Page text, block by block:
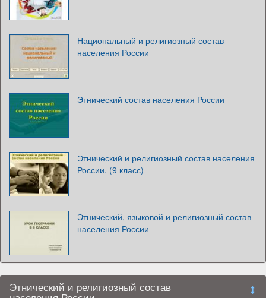
Национальный и религиозный состав
населения России
Этнический состав населения России
Этнический и религиозный состав населения
России. (9 класс)
Этнический, языковой и религиозный состав
населения России
Этнический и религиозный состав